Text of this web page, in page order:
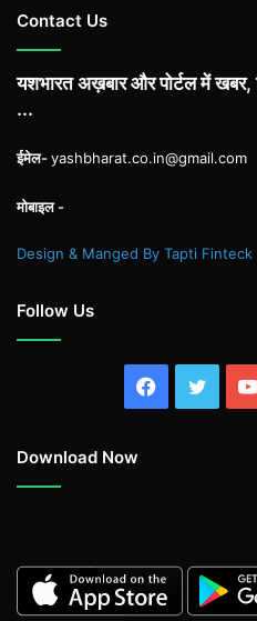
Contact Us
यशभारत अख़बार और पोर्टल में खबर,
...
ईमेल-yashbharat.co.in@gmail.com
मोबाइल -
Design & Manged By Tapti Finteck
Follow Us
Facebook
Download Now